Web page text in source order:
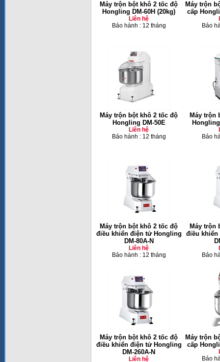
Máy trộn bột khô 2 tốc độ
Hongling DM-60H (20kg)
Liên hệ
Bảo hành : 12 tháng
Máy trộn
cấp
Bảo
Máy trộn bột khô 2 tốc độ
Hongling DM-50E
Liên hệ
Bảo hành : 12 tháng
Máy trộn
Bảo
Máy trộn bột khô 2 tốc độ
điều khiển điện tử Hongling
DM-80A-N
Liên hệ
Bảo hành : 12 tháng
Máy trộn
điều
Bảo
Máy trộn bột khô 2 tốc độ
điều khiển điện tử Hongling
DM-260A-N
Liên hệ
Máy trộn
cấp
Bảo